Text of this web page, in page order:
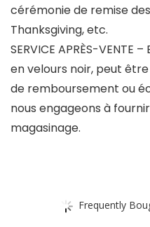
cérémonie de remise
Thanksgiving, etc.
SERVICE APRÈS-
en velours noir, peut
de remboursement ou
nous engageons à
magasinage.
Frequently